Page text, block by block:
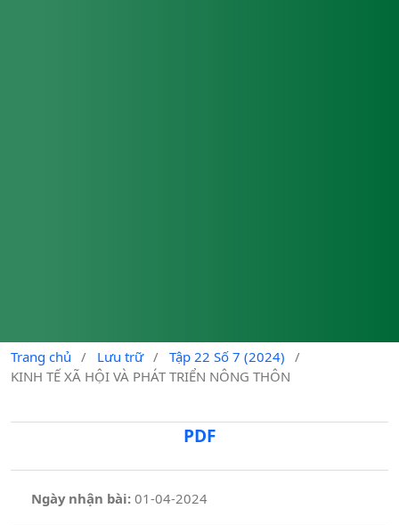
Trang chủ / Lưu trữ / Tập 22 Số 7 (2024)
/
KINH TẾ XÃ HỘI VÀ PHÁT TRIỂN NÔNG THÔN
PDF
Ngày nhận bài: 01-04-2024